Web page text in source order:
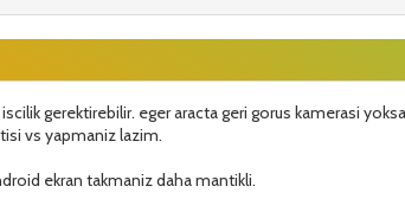
iscilik gerektirebilir. eger aracta geri gorus kamerasi
vs yapmaniz lazim.
ekran takmaniz daha mantikli.